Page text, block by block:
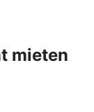
mieten